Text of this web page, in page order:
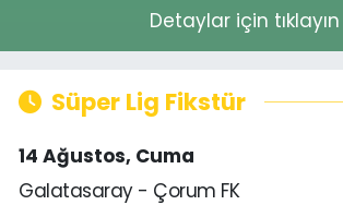
Detaylar için tıklayın
Süper Lig Fikstür
14 Ağustos, Cuma
Galatasaray - Çorum FK